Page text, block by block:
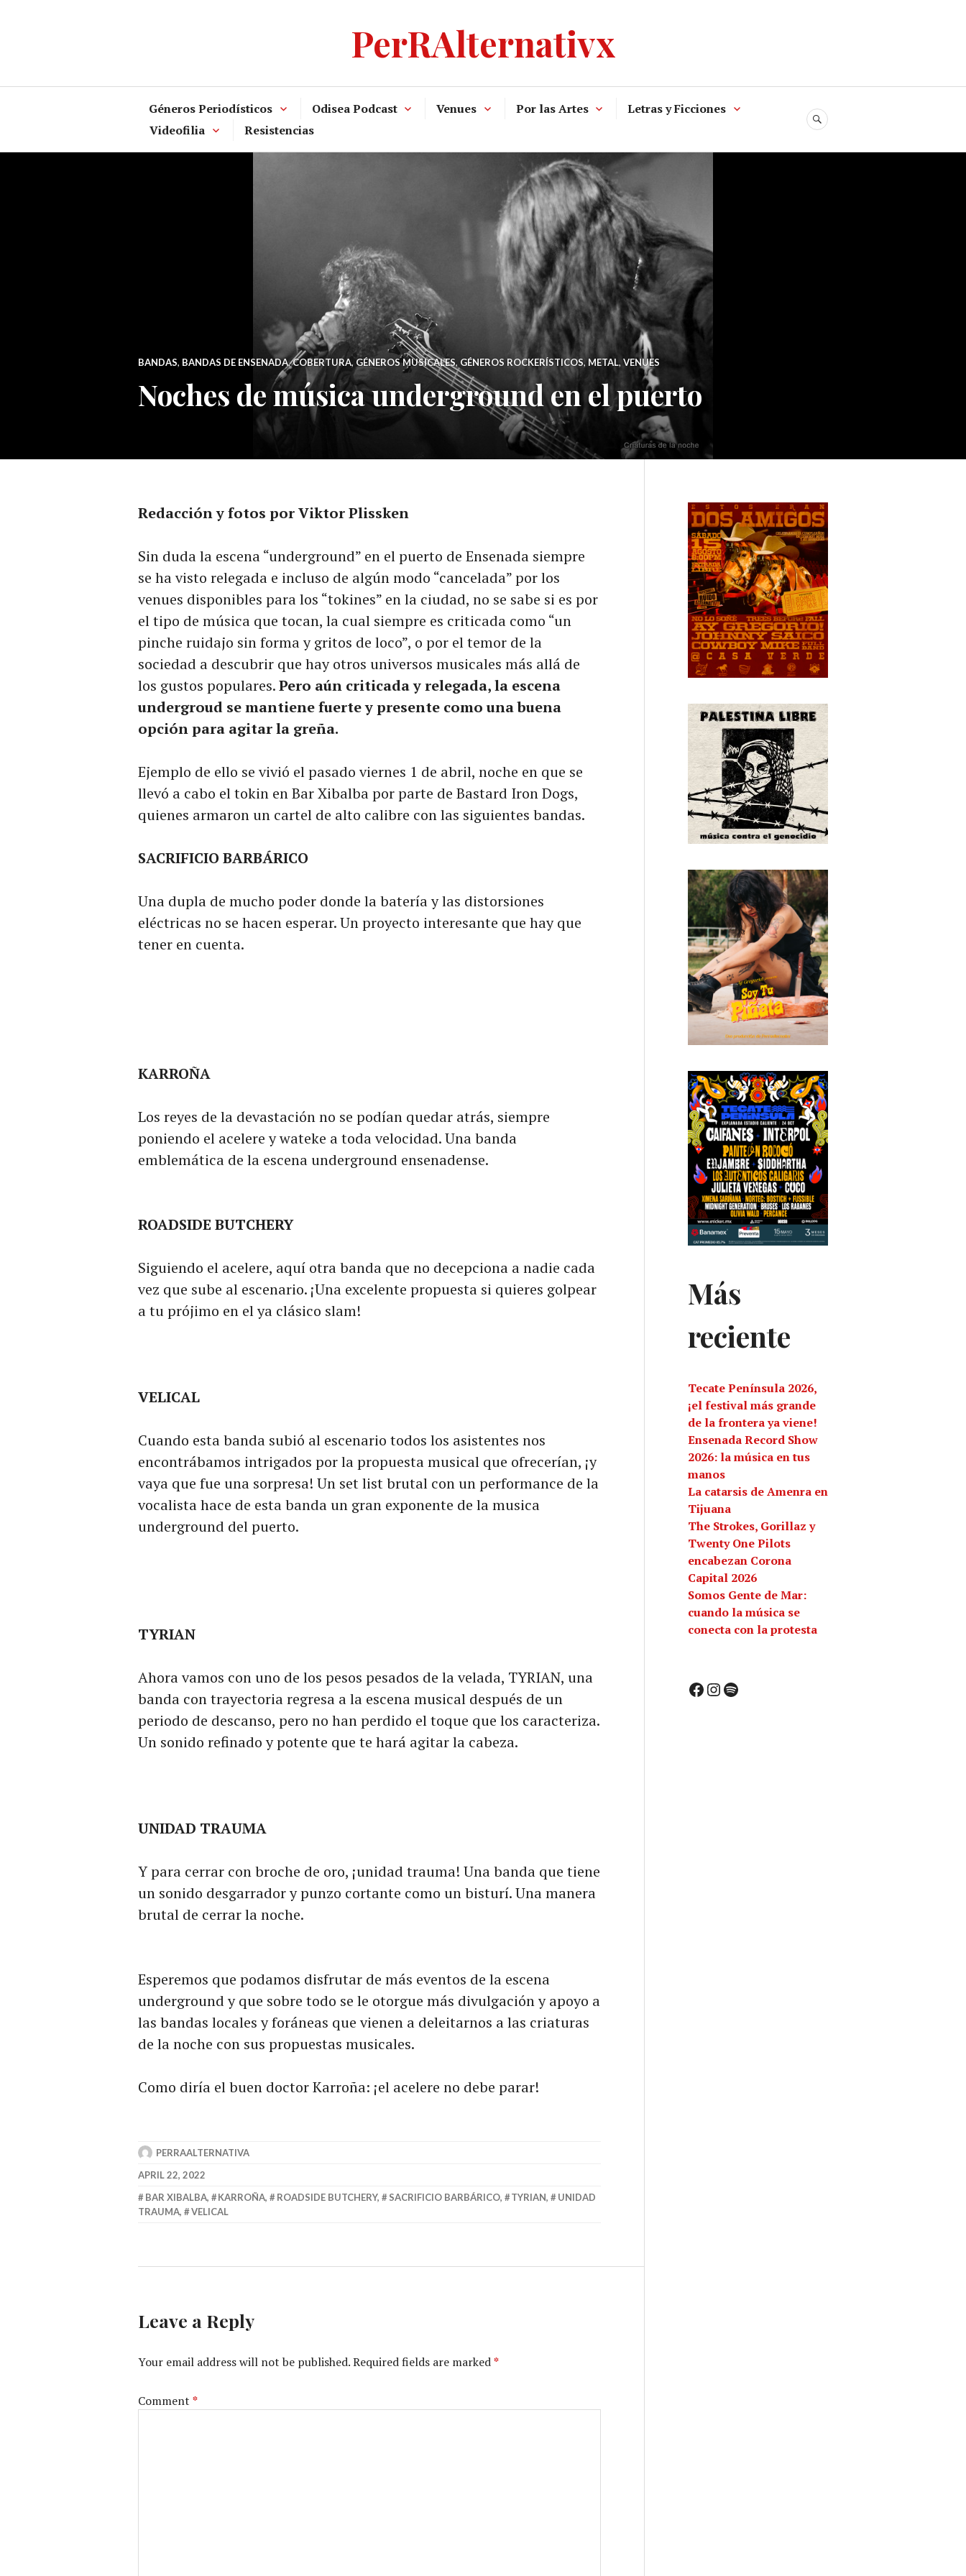
PerRAlternativx
Géneros Periodísticos Odisea Podcast Venues Por las Artes
Letras y Ficciones
Videofilia
Resistencias
SEARCH
BANDAS, BANDAS DE ENSENADA,COBERTURA, GÉNEROS MUSICALES, GÉNEROS ROCKERÍSTICOS, METAL, VENUES
Noches de música underground en el puerto
Redacción y fotos por Viktor Plissken
Sin duda la escena “underground” en el puerto de Ensenada siempre
se ha visto relegada e incluso de algún modo “cancelada” por los
venues disponibles para los “tokines” en la ciudad, no se sabe si es por
el tipo de música que tocan, la cual siempre es criticada como “un
pinche ruidajo sin forma y gritos de loco”, o por el temor de la
sociedad a descubrir que hay otros universos musicales más allá de
los gustos populares.Pero aún criticada y relegada, la escena
undergroud se mantiene fuerte y presente como una buena
opción para agitar la greña.
Ejemplo de ello se vivió el pasado viernes 1 de abril, noche en que se
llevó a cabo el tokin en Bar Xibalba por parte de Bastard Iron Dogs,
quienes armaron un cartel de alto calibre con las siguientes bandas.
SACRIFICIO BARBÁRICO
Una dupla de mucho poder donde la batería y las distorsiones
eléctricas no se hacen esperar. Un proyecto interesante que hay que
tener en cuenta.
KARROÑA
Los reyes de la devastación no se podían quedar atrás, siempre
poniendo el acelere y wateke a toda velocidad. Una banda
emblemática de la escena underground ensenadense.
ROADSIDE BUTCHERY
Siguiendo el acelere, aquí otra banda que no decepciona a nadie cada
vez que sube al escenario. ¡Una excelente propuesta si quieres golpear
a tu prójimo en el ya clásico slam!
VELICAL
Cuando esta banda subió al escenario todos los asistentes nos
encontrábamos intrigados por la propuesta musical que ofrecerían, ¡y
vaya que fue una sorpresa! Un set list brutal con un performance de la
vocalista hace de esta banda un gran exponente de la musica
underground del puerto.
TYRIAN
Ahora vamos con uno de los pesos pesados de la velada, TYRIAN, una
banda con trayectoria regresa a la escena musical después de un
periodo de descanso, pero no han perdido el toque que los caracteriza.
Un sonido refinado y potente que te hará agitar la cabeza.
UNIDAD TRAUMA
Y para cerrar con broche de oro, ¡unidad trauma! Una banda que tiene
un sonido desgarrador y punzo cortante como un bisturí. Una manera
brutal de cerrar la noche.
Esperemos que podamos disfrutar de más eventos de la escena
underground y que sobre todo se le otorgue más divulgación y apoyo a
las bandas locales y foráneas que vienen a deleitarnos a las criaturas
de la noche con sus propuestas musicales.
Como diría el buen doctor Karroña: ¡el acelere no debe parar!
PERRAALTERNATIVA
APRIL 22, 2022
BAR XIBALBA, KARROÑA, ROADSIDE BUTCHERY, SACRIFICIO BARBÁRICO, TYRIAN,
UNIDAD
TRAUMA, VELICAL
Leave a Reply
Your email address will not be published.Required fields are marked*
Comment *
Más
reciente
Tecate Península 2026,
¡el festival más grande
de la frontera ya viene!
Ensenada Record Show
2026: la música en tus
manos
La catarsis de Amenra en
Tijuana
The Strokes, Gorillaz y
Twenty One Pilots
encabezan Corona
Capital 2026
Somos Gente de Mar:
cuando la música se
conecta con la protesta
Facebook InstagramSpotify